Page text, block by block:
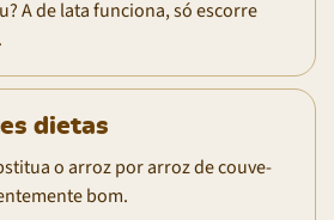
A de lata funciona, só escorre
dietas
o arroz por arroz de couve-
bom.